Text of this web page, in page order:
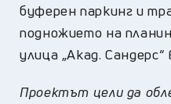
буферен паркинг и
подножието на
улица „Акад. Сандерс“
Проектът цели да